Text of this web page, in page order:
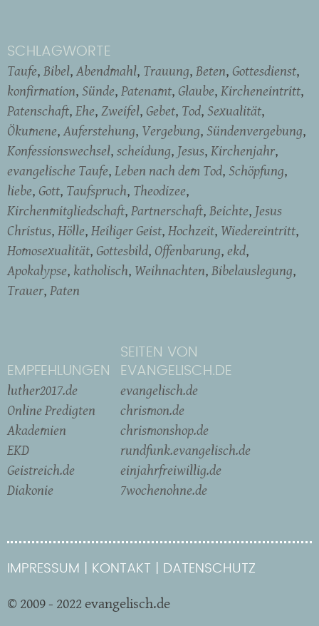
SCHLAGWORTE
Taufe Bibel Abendmahl Trauung Beten Gottesdienst
konfirmation Sünde Patenamt Glaube Kircheneintritt
Patenschaft Ehe Zweifel Gebet Tod Sexualität
Ökumene Auferstehung Vergebung Sündenvergebung
Konfessionswechsel scheidung Jesus Kirchenjahr
evangelische Taufe Leben nach dem Tod Schöpfung
liebe Gott Taufspruch Theodizee
Kirchenmitgliedschaft Partnerschaft Beichte Jesus
Christus Hölle Heiliger Geist Hochzeit Wiedereintritt
Homosexualität Gottesbild Offenbarung ekd
Apokalypse katholisch Weihnachten Bibelauslegung
Trauer Paten
EMPFEHLUNGEN
luther2017.de
Online Predigten
Akademien
EKD
Geistreich.de
Diakonie
SEITEN VON
EVANGELISCH.DE
evangelisch.de
chrismon.de
chrismonshop.de
rundfunk.evangelisch.de
einjahrfreiwillig.de
7wochenohne.de
IMPRESSUM KONTAKT DATENSCHUTZ
© 2009 - 2022 evangelisch.de